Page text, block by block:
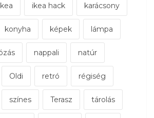
ikea hack karácsony
konyha képek lámpa
nappali natúr
Oldi retró régiség
színes Terasz tárolás